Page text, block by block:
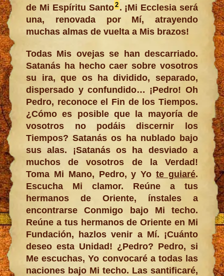
de Mi Espíritu Santo2. ¡Mi Ecclesia será
una, renovada por Mí, atrayendo
muchas almas de vuelta a Mis brazos!
Todas Mis ovejas se han descarriado.
Satanás ha hecho caer sobre vosotros
su ira, que os ha dividido, separado,
dispersado y confundido… ¡Pedro! Oh
Pedro, reconoce el Fin de los Tiempos.
¿Cómo es posible que la mayoría de
vosotros no podáis discernir los
Tiempos? Satanás os ha nublado bajo
sus alas. ¡Satanás os ha desviado a
muchos de vosotros de la Verdad!
Toma Mi Mano, Pedro, y Yote guiaré.
Escucha Mi clamor. Reúne a tus
hermanos de Oriente, ínstales a
encontrarse Conmigo bajo Mi techo.
Reúne a tus hermanos de Oriente en Mi
Fundación, hazlos venir a Mí. ¡Cuánto
deseo esta Unidad! ¿Pedro? Pedro, si
Me escuchas, Yo convocaré a todas las
naciones bajo Mi techo. Las santificaré,